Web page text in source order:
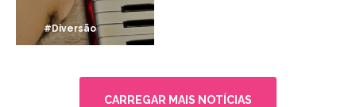
#Diversão
CARREGAR MAIS NOTÍCIAS